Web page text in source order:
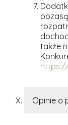
także
Opinie o